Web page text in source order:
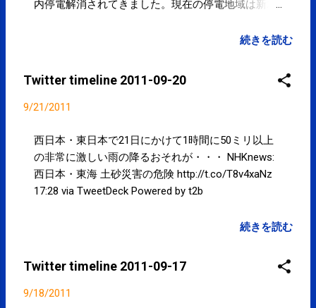
の噂があるので完全にゼロとは言い切れないです
内停電解消されてきました。現在の停電地域は新木
東京電力 停電情報 江東区 http://t.co/qyVBWU6q
れてきました。現在の停電地域は新木場2・3丁目、
若洲、若洲1丁目。ご注意下さい。 東京電力 停電
情報 江東区 http://t.co/qyVBWU6q #kotoku 21:58 via
区 #kotoku 20:59 via TweetDeck 都営新宿線を待つ人
で住吉駅がスゴい長い行列...大変そうで写真は撮れ
なかった。。。 #江東区 #kotoku 20:57 via
TweetDeck 台風のピークを関東は過ぎたようだ。と
る。。。速度を上げて、一瞬で通り過ぎることを、
東区 内停電発生地域 新木場2・3丁目、東砂7・8丁
目、南砂6・7丁目、若洲、若洲1丁目 いずれも100
軒前後。 ご注意下さい。 東京電力 停電情報
続きを読む
Twitter timeline 2011-09-20
9/21/2011
西日本・東日本で21日にかけて1時間に50ミリ以上
の非常に激しい雨の降るおそれが・・・ NHKnews:
西日本・東海 土砂災害の危険 http://t.co/T8v4xaNz
17:28 via TweetDeck Powered by t2b
続きを読む
Twitter timeline 2011-09-17
9/18/2011